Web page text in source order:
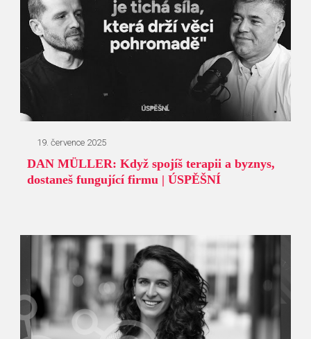
19. července 2025
DAN MÜLLER: Když spojíš terapii a byznys,
dostaneš fungující firmu | ÚSPĚŠNÍ